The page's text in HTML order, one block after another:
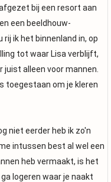
bij een resort aan
een beeldhouw-
rij ik het binnenland in, op
tot waar Lisa verblijft,
alleen voor mannen.
toegestaan om je kleren
niet eerder heb ik zo'n
intussen best al wel een
heb vermaakt, is het
logeren waar je naakt